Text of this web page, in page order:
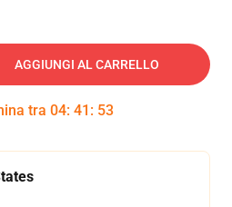
AGGIUNGI AL CARRELLO
tra 04: 41 : 53